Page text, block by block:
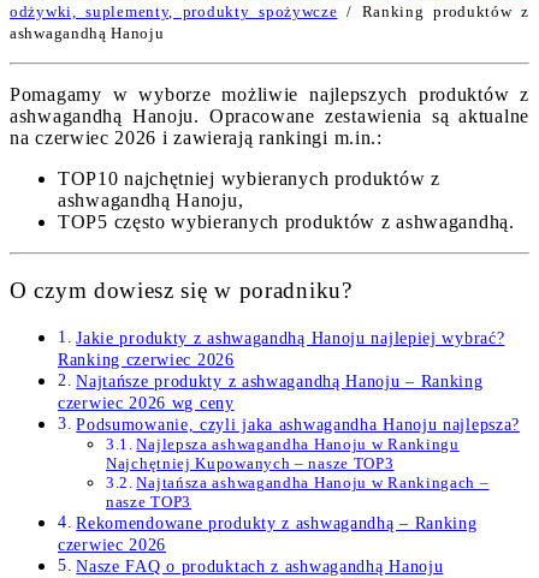
odżywki, suplementy, produkty spożywcze / Ranking produktów z
ashwagandhą Hanoju
Pomagamy w wyborze możliwie najlepszych produktów z
ashwagandhą Hanoju. Opracowane zestawienia są aktualne
na czerwiec 2026 i zawierają rankingi m.in.:
TOP10 najchętniej wybieranych produktów z
ashwagandhą Hanoju,
TOP5 często wybieranych produktów z ashwagandhą.
O czym dowiesz się w poradniku?
Jakie produkty z ashwagandhą Hanoju najlepiej wybrać?
Ranking czerwiec 2026
Najtańsze produkty z ashwagandhą Hanoju – Ranking
czerwiec 2026 wg ceny
Podsumowanie, czyli jaka ashwagandha Hanoju najlepsza?
Najlepsza ashwagandha Hanoju w Rankingu
Najchętniej Kupowanych – nasze TOP3
Najtańsza ashwagandha Hanoju w Rankingach –
nasze TOP3
Rekomendowane produkty z ashwagandhą – Ranking
czerwiec 2026
Nasze FAQ o produktach z ashwagandhą Hanoju